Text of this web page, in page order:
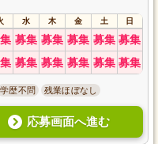
水 木 金 土 日
募集 募集 募集 募集 募集
募集 募集 募集 募集 募集
学歴不問 残業ほぼなし
応募画面へ進む